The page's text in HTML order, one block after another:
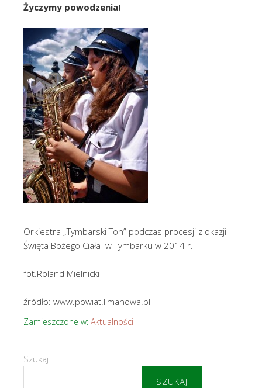
Życzymy powodzenia!
Orkiestra „Tymbarski Ton” podczas procesji z okazji
Święta Bożego Ciała w Tymbarku w 2014 r.
fot.Roland Mielnicki
źródło: www.powiat.limanowa.pl
Zamieszczone w: Aktualności
Szukaj
SZUKAJ